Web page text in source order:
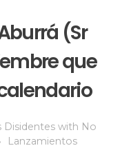
(Sr
que
Disidentes with No
Lanzamientos